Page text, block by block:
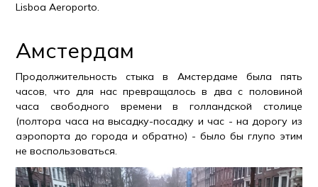
Lisboa Aeroporto.
Амстердам
Продолжительность стыка в Амстердаме была пять
часов, что для нас превращалось в два с половиной
часа свободного времени в голландской столице
(полтора часа на высадку-посадку и час - на дорогу из
аэропорта до города и обратно) - было бы глупо этим
не воспользоваться.